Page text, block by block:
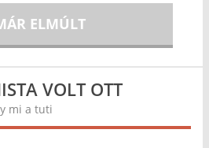
ELMÚLT
VOLT OTT
mi a tuti